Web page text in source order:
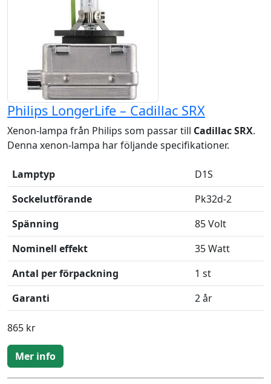
Philips LongerLife – Cadillac SRX
Xenon-lampa från Philips som passar till Cadillac SRX.
Denna xenon-lampa har följande specifikationer.
Lamptyp
D1S
Sockelutförande
Pk32d-2
Spänning
85 Volt
Nominell effekt
35 Watt
Antal per förpackning
1 st
Garanti
2 år
865 kr
Mer info